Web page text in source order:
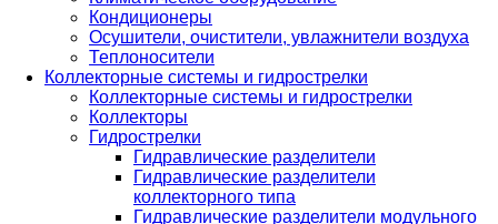
Кондиционеры
Осушители, очистители, увлажнители воздуха
Теплоносители
Коллекторные системы и гидрострелки
Коллекторные системы и гидрострелки
Коллекторы
Гидрострелки
Гидравлические разделители
Гидравлические разделители
коллекторного типа
Гидравлические разделители модульного